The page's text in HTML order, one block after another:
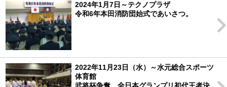
2024年1月7日～テクノプラザ
令和6年本田消防団始式であいさつ。
2022年11月23日（水）～水元総合スポーツ
体育館